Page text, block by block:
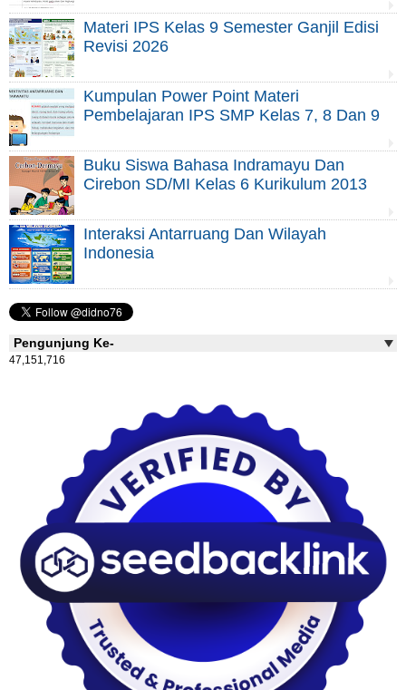
Materi IPS Kelas 9 Semester Ganjil Edisi
Revisi 2026
Kumpulan Power Point Materi
Pembelajaran IPS SMP Kelas 7, 8 Dan 9
Buku Siswa Bahasa Indramayu Dan
Cirebon SD/MI Kelas 6 Kurikulum 2013
Interaksi Antarruang Dan Wilayah
Indonesia
Pengunjung Ke-
47,151,716